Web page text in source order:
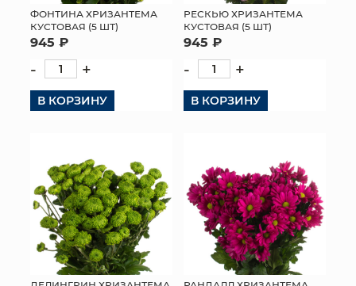
ФОНТИНА ХРИЗАНТЕМА
КУСТОВАЯ (5 ШТ)
945 ₽
- +
В КОРЗИНУ
РЕСКЬЮ ХРИЗАНТЕМА
КУСТОВАЯ (5 ШТ)
945 ₽
- +
В КОРЗИНУ